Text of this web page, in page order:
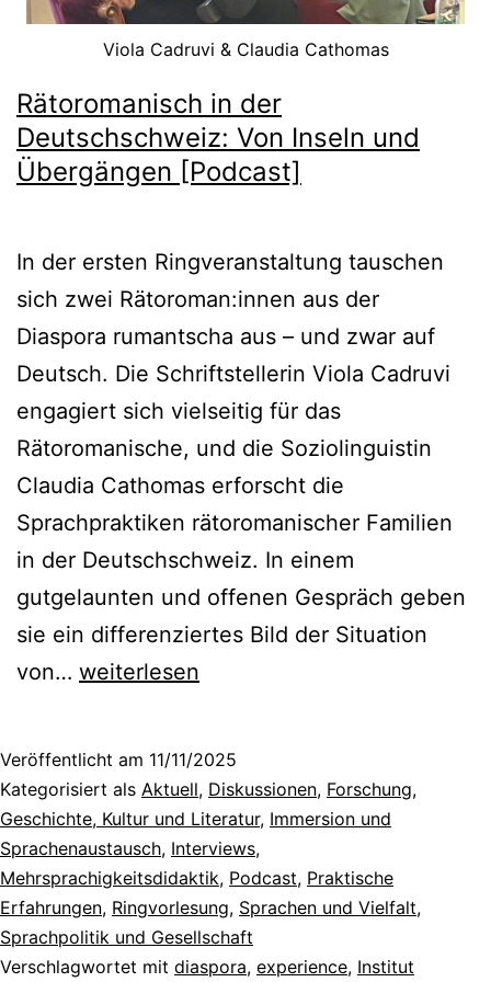
Viola Cadruvi & Claudia Cathomas
Rätoromanisch in der
Deutschschweiz: Von Inseln und
Übergängen [Podcast]
In der ersten Ringveranstaltung tauschen
sich zwei Rätoroman:innen aus der
Diaspora rumantscha aus – und zwar auf
Deutsch. Die Schriftstellerin Viola Cadruvi
engagiert sich vielseitig für das
Rätoromanische, und die Soziolinguistin
Claudia Cathomas erforscht die
Sprachpraktiken rätoromanischer Familien
in der Deutschschweiz. In einem
gutgelaunten und offenen Gespräch geben
sie ein differenziertes Bild der Situation
von… Rätoromanisch
Deutschschweiz:
Von
Inseln
und
Übergängen
[Podcast]
weiterlesen
Veröffentlicht am 11/11/2025
Kategorisiert als Aktuell, Diskussionen, Forschung,
Geschichte, Kultur und Literatur, Immersion und
Sprachenaustausch, Interviews,
Mehrsprachigkeitsdidaktik, Podcast, Praktische
Erfahrungen, Ringvorlesung, Sprachen und Vielfalt,
Sprachpolitik und Gesellschaft
Verschlagwortet mit diaspora, experience, Institut